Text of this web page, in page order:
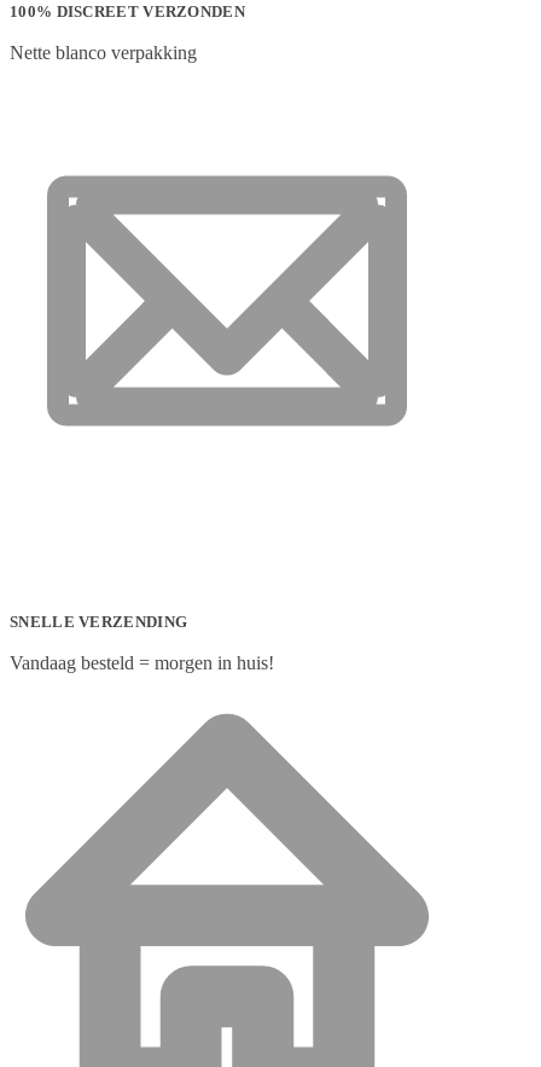
100% DISCREET VERZONDEN
Nette blanco verpakking
SNELLE VERZENDING
Vandaag besteld = morgen in huis!